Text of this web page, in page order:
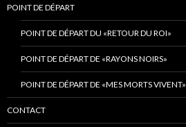
POINT DE DÉPART
POINT DE DÉPART DU «RETOUR DU ROI»
POINT DE DÉPART DE «RAYONS NOIRS»
POINT DE DÉPART DE «MES MORTS VIVENT»
CONTACT